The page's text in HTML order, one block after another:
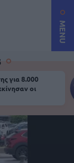
MENU
για 8.000
οι